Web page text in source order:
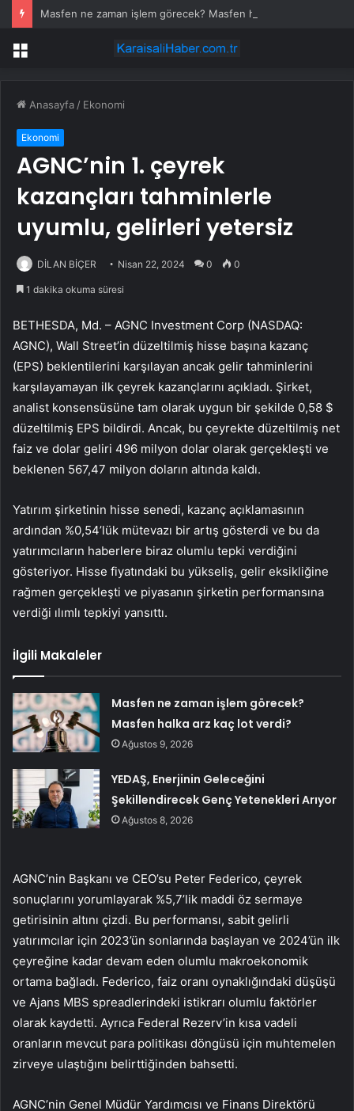
Menü
Anasayfa / Ekonomi
Ekonomi
AGNC’nin 1. çeyrek
kazançları tahminlerle
uyumlu, gelirleri yetersiz
DİLAN BİÇER Nisan 22, 2024 0 0
1 dakika okuma süresi
BETHESDA, Md. – AGNC Investment Corp (NASDAQ:
AGNC), Wall Street’in düzeltilmiş hisse başına kazanç
(EPS) beklentilerini karşılayan ancak gelir tahminlerini
karşılayamayan ilk çeyrek kazançlarını açıkladı. Şirket,
analist konsensüsüne tam olarak uygun bir şekilde 0,58 $
düzeltilmiş EPS bildirdi. Ancak, bu çeyrekte düzeltilmiş net
faiz ve dolar geliri 496 milyon dolar olarak gerçekleşti ve
beklenen 567,47 milyon doların altında kaldı.
Yatırım şirketinin hisse senedi, kazanç açıklamasının
ardından %0,54’lük mütevazı bir artış gösterdi ve bu da
yatırımcıların haberlere biraz olumlu tepki verdiğini
gösteriyor. Hisse fiyatındaki bu yükseliş, gelir eksikliğine
rağmen gerçekleşti ve piyasanın şirketin performansına
verdiği ılımlı tepkiyi yansıttı.
İlgili Makaleler
Masfen ne zaman işlem görecek?
Masfen halka arz kaç lot verdi?
Ağustos 9, 2026
YEDAŞ, Enerjinin Geleceğini
Şekillendirecek Genç Yetenekleri Arıyor
Ağustos 8, 2026
AGNC’nin Başkanı ve CEO’su Peter Federico, çeyrek
sonuçlarını yorumlayarak %5,7’lik maddi öz sermaye
getirisinin altını çizdi. Bu performansı, sabit gelirli
yatırımcılar için 2023’ün sonlarında başlayan ve 2024’ün ilk
çeyreğine kadar devam eden olumlu makroekonomik
ortama bağladı. Federico, faiz oranı oynaklığındaki düşüşü
ve Ajans MBS spreadlerindeki istikrarı olumlu faktörler
olarak kaydetti. Ayrıca Federal Rezerv’in kısa vadeli
oranların mevcut para politikası döngüsü için muhtemelen
zirveye ulaştığını belirttiğinden bahsetti.
AGNC’nin Genel Müdür Yardımcısı ve Finans Direktörü